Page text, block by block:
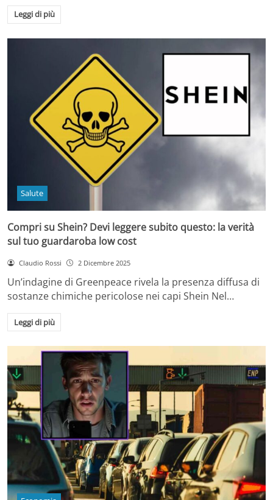
Leggi di più
Salute
Compri su Shein? Devi leggere subito questo: la verità
sul tuo guardaroba low cost
Claudio Rossi 2 Dicembre 2025
Un’indagine di Greenpeace rivela la presenza diffusa di
sostanze chimiche pericolose nei capi Shein Nel…
Leggi di più